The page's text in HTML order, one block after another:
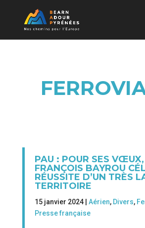
PAU : POUR SES VŒUX,
FRANÇOIS BAYROU
RÉUSSITE D’UN TRÈS
TERRITOIRE
15 janvier 2024 | Aérien, Divers,
Presse française